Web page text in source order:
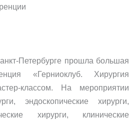
Петербурге прошла большая
«Герниоклуб. Хирургия
классом. На мероприятии
эндоскопические хирурги,
хирурги, клинические